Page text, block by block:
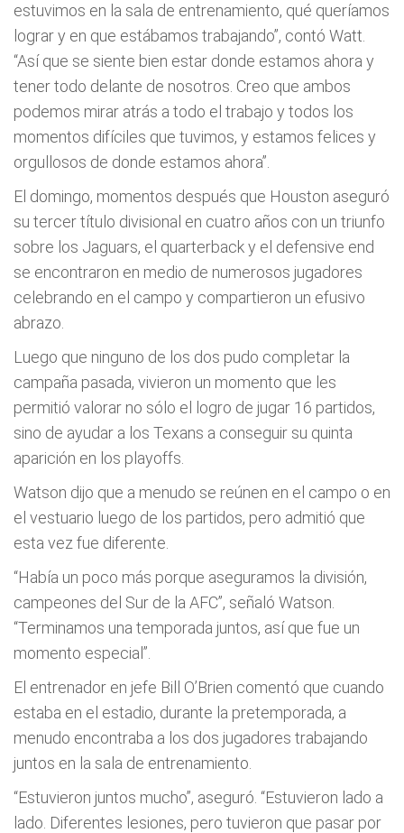
estuvimos en la sala de entrenamiento, qué queríamos
lograr y en que estábamos trabajando”, contó Watt.
“Así que se siente bien estar donde estamos ahora y
tener todo delante de nosotros. Creo que ambos
podemos mirar atrás a todo el trabajo y todos los
momentos difíciles que tuvimos, y estamos felices y
orgullosos de donde estamos ahora”.
El domingo, momentos después que Houston aseguró
su tercer título divisional en cuatro años con un triunfo
sobre los Jaguars, el quarterback y el defensive end
se encontraron en medio de numerosos jugadores
celebrando en el campo y compartieron un efusivo
abrazo.
Luego que ninguno de los dos pudo completar la
campaña pasada, vivieron un momento que les
permitió valorar no sólo el logro de jugar 16 partidos,
sino de ayudar a los Texans a conseguir su quinta
aparición en los playoffs.
Watson dijo que a menudo se reúnen en el campo o en
el vestuario luego de los partidos, pero admitió que
esta vez fue diferente.
“Había un poco más porque aseguramos la división,
campeones del Sur de la AFC”, señaló Watson.
“Terminamos una temporada juntos, así que fue un
momento especial”.
El entrenador en jefe Bill O’Brien comentó que cuando
estaba en el estadio, durante la pretemporada, a
menudo encontraba a los dos jugadores trabajando
juntos en la sala de entrenamiento.
“Estuvieron juntos mucho”, aseguró. “Estuvieron lado a
lado. Diferentes lesiones, pero tuvieron que pasar por